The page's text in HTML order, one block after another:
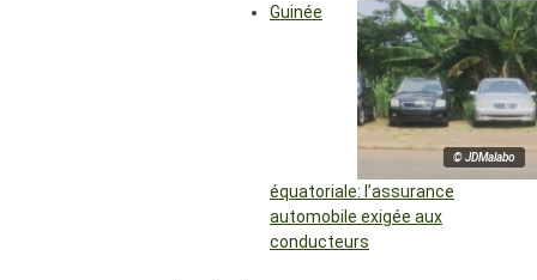
© JDMalabo
Guinée
équatoriale: l’assurance
automobile exigée aux
conducteurs